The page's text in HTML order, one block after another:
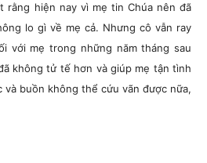
rằng hiện nay vì mẹ tin Chúa nên đã
lo gì về mẹ cả. Nhưng cô vẫn ray
với mẹ trong những năm tháng sau
không tử tế hơn và giúp mẹ tận tình
và buồn không thể cứu vãn được nữa,